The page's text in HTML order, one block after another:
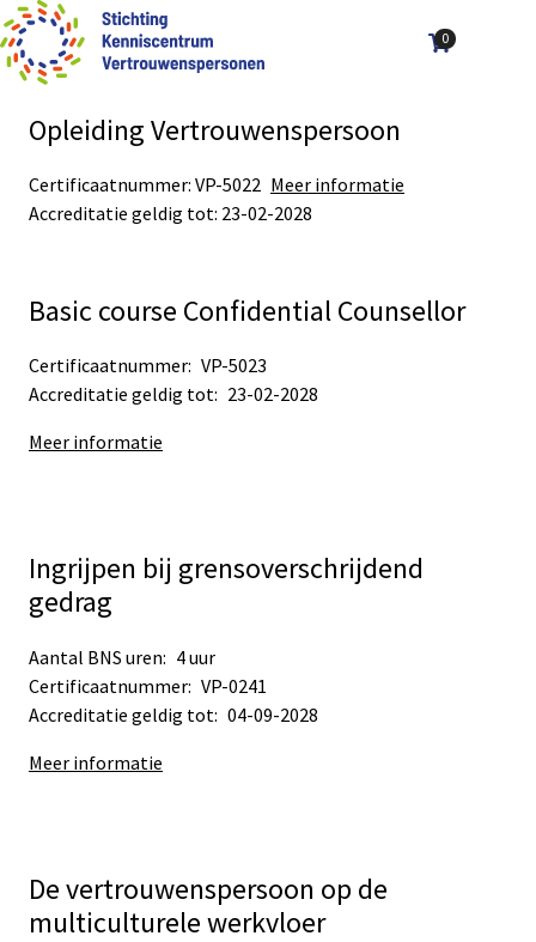
Aantal
0
Zoek
Opleiding Vertrouwenspersoon
Certificaatnummer: VP-5022
Accreditatie geldig tot: 23-02-2028
Meer informatie
Basic course Confidential Counsellor
Certificaatnummer: VP-5023
Accreditatie geldig tot: 23-02-2028
Meer informatie
Ingrijpen bij grensoverschrijdend
gedrag
Aantal BNS uren: 4 uur
Certificaatnummer: VP-0241
Accreditatie geldig tot: 04-09-2028
Meer informatie
De vertrouwenspersoon op de
multiculturele werkvloer